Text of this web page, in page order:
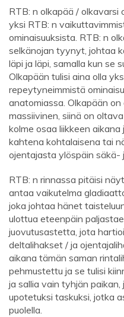
RTB: n olkapää / olkavarsi
yksi RTB: n
ominaisuuksista. RTB: n
selkänojan tyynyt, johtaa
läpi ja läpi, samalla kun se
Olkapään tulisi aina olla
repeytyneimmistä
anatomiassa. Olkapään
massiivinen, siinä on
kolme osaa liikkeen
kahtena kohtalaisena tai
ojentajasta ylöspäin säkä-
RTB: n rinnassa pitäisi
antaa vaikutelma
joka johtaa hänet
ulottua eteenpäin
juovutusastetta, jota
deltalihakset / ja
aikana tämän saman
pehmustettu ja se tulisi
ja sallia vain tyhjän
upotetuksi taskuksi, jotka
puolella.